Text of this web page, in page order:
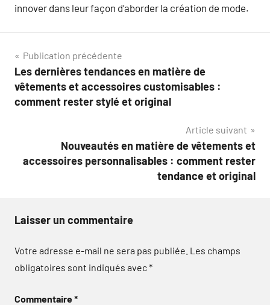
innover dans leur façon d’aborder la création de mode.
Navigation
de
l’article
Publication précédente
Les dernières tendances en matière de
vêtements et accessoires customisables :
comment rester stylé et original
Article suivant
Nouveautés en matière de vêtements et
accessoires personnalisables : comment rester
tendance et original
Laisser un commentaire
Votre adresse e-mail ne sera pas publiée. Les champs
obligatoires sont indiqués avec*
Commentaire*